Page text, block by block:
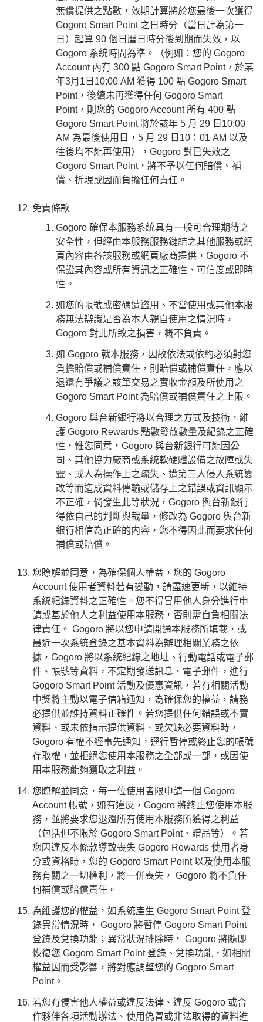
無償提供之點數，效期計算將於您最後一次獲得
Gogoro Smart Point 之日時分（當日計為第一
日）起算 90 個日曆日時分後到期而失效，以
Gogoro 系統時間為準。（例如：您的 Gogoro
Account 內有 300 點 Gogoro Smart Point，於某
年3月1日10:00 AM 獲得 100 點 Gogoro Smart
Point，後續未再獲得任何 Gogoro Smart
Point，則您的 Gogoro Account 所有 400 點
Gogoro Smart Point 將於該年 5 月 29 日10:00
AM 為最後使用日，5 月 29 日10：01 AM 以及
往後均不能再使用），Gogoro 對已失效之
Gogoro Smart Point，將不予以任何賠償、補
償、折現或因而負擔任何責任。
免責條款
Gogoro 確保本服務系統具有一般可合理期待之
安全性，但經由本服務服務鏈結之其他服務或網
頁內容由各該服務或網頁廠商提供，Gogoro 不
保證其內容或所有資訊之正確性、可信度或即時
性。
如您的帳號或密碼遭盜用、不當使用或其他本服
務無法辯識是否為本人親自使用之情況時，
Gogoro 對此所致之損害，概不負責。
如 Gogoro 就本服務，因故依法或依約必須對您
負擔賠償或補償責任，則賠償或補償責任，應以
退還有爭議之該筆交易之實收金額及所使用之
Gogoro Smart Point 為賠償或補償責任之上限。
Gogoro 與台新銀行將以合理之方式及技術，維
護 Gogoro Rewards 點數發放數量及紀錄之正確
性，惟您同意，Gogoro 與台新銀行可能因公
司、其他協力廠商或系統軟硬體設備之故障或失
靈、或人為操作上之疏失、遭第三人侵入系統篡
改等而造成資料傳輸或儲存上之錯誤或資訊顯示
不正確，倘發生此等狀況，Gogoro 與台新銀行
得依自己的判斷與裁量，修改為 Gogoro 與台新
銀行相信為正確的内容，您不得因此而要求任何
補償或賠償。
您瞭解並同意，為確保個人權益，您的 Gogoro
Account 使用者資料若有變動，請盡速更新，以維持
系統紀錄資料之正確性。您不得冒用他人身分進行申
請或基於他人之利益使用本服務，否則需自負相關法
律責任。 Gogoro 將以您申請開通本服務所填載，或
最近一次系統登錄之基本資料為辦理相關業務之依
據，Gogoro 將以系統紀錄之地址、行動電話或電子郵
件、帳號等資料，不定期發送訊息、電子郵件，進行
Gogoro Smart Point 活動及優惠資訊，若有相關活動
中獎將主動以電子信箱通知，為確保您的權益，請務
必提供並維持資料正確性。若您提供任何錯誤或不實
資料、或未依指示提供資料、或欠缺必要資料時，
Gogoro 有權不經事先通知，逕行暫停或終止您的帳號
存取權，並拒絕您使用本服務之全部或一部，或因使
用本服務能夠獲取之利益。
您瞭解並同意，每一位使用者限申請一個 Gogoro
Account 帳號，如有違反，Gogoro 將終止您使用本服
務，並將要求您退還所有使用本服務所獲得之利益
（包括但不限於 Gogoro Smart Point、贈品等）。若
您因違反本條款導致喪失 Gogoro Rewards 使用者身
分或資格時，您的 Gogoro Smart Point 以及使用本服
務有關之一切權利，將一併喪失， Gogoro 將不負任
何補償或賠償責任。
為維護您的權益，如系統產生 Gogoro Smart Point 登
錄異常情況時， Gogoro 將暫停 Gogoro Smart Point
登錄及兌換功能；異常狀況排除時， Gogoro 將隨即
恢復您 Gogoro Smart Point 登錄、兌換功能，如相關
權益因而受影響，將對應調整您的 Gogoro Smart
Point。
若您有侵害他人權益或違反法律、違反 Gogoro 或合
作夥伴各項活動辦法、使用偽冒或非法取得的資料進